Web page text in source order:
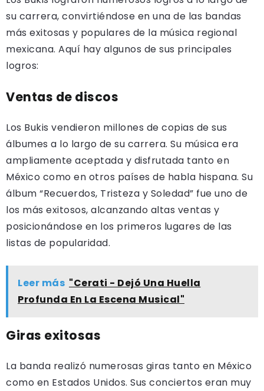
su carrera, convirtiéndose en una de las bandas
más exitosas y populares de la música regional
mexicana. Aquí hay algunos de sus principales
logros:
Ventas de discos
Los Bukis vendieron millones de copias de sus
álbumes a lo largo de su carrera. Su música era
ampliamente aceptada y disfrutada tanto en
México como en otros países de habla hispana. Su
álbum “Recuerdos, Tristeza y Soledad” fue uno de
los más exitosos, alcanzando altas ventas y
posicionándose en los primeros lugares de las
listas de popularidad.
Leer más "Cerati - Dejó Una Huella
Profunda En La Escena Musical"
Giras exitosas
La banda realizó numerosas giras tanto en México
como en Estados Unidos. Sus conciertos eran muy